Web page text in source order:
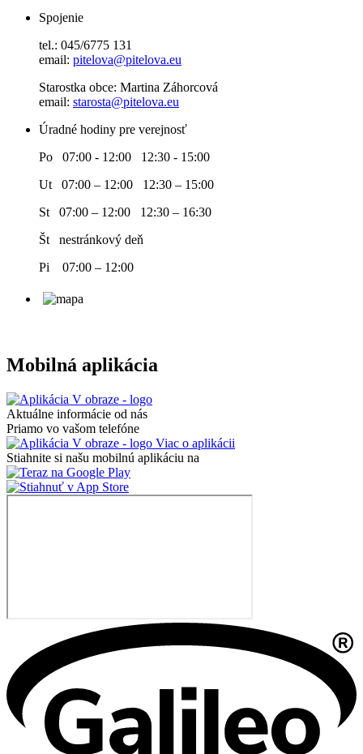
Spojenie
tel.: 045/6775 131
email: pitelova@pitelova.eu
Starostka obce: Martina Záhorcová
email: starosta@pitelova.eu
Úradné hodiny pre verejnosť
Po 07:00 - 12:00 12:30 - 15:00
Ut 07:00 – 12:00 12:30 – 15:00
St 07:00 – 12:00 12:30 – 16:30
Št nestránkový deň
Pi 07:00 – 12:00
Mobilná aplikácia
Aktuálne informácie od nás
Priamo vo vašom telefóne
Viac o aplikácii
Stiahnite si našu mobilnú aplikáciu na